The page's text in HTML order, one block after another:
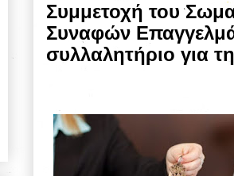
Συμμετοχή του
Συναφών
συλλαλητήριο για